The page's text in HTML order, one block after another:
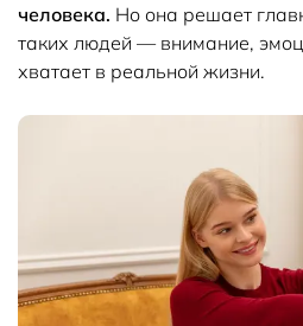
человека. Но она решает
таких людей — внимание,
хватает в реальной жизни.